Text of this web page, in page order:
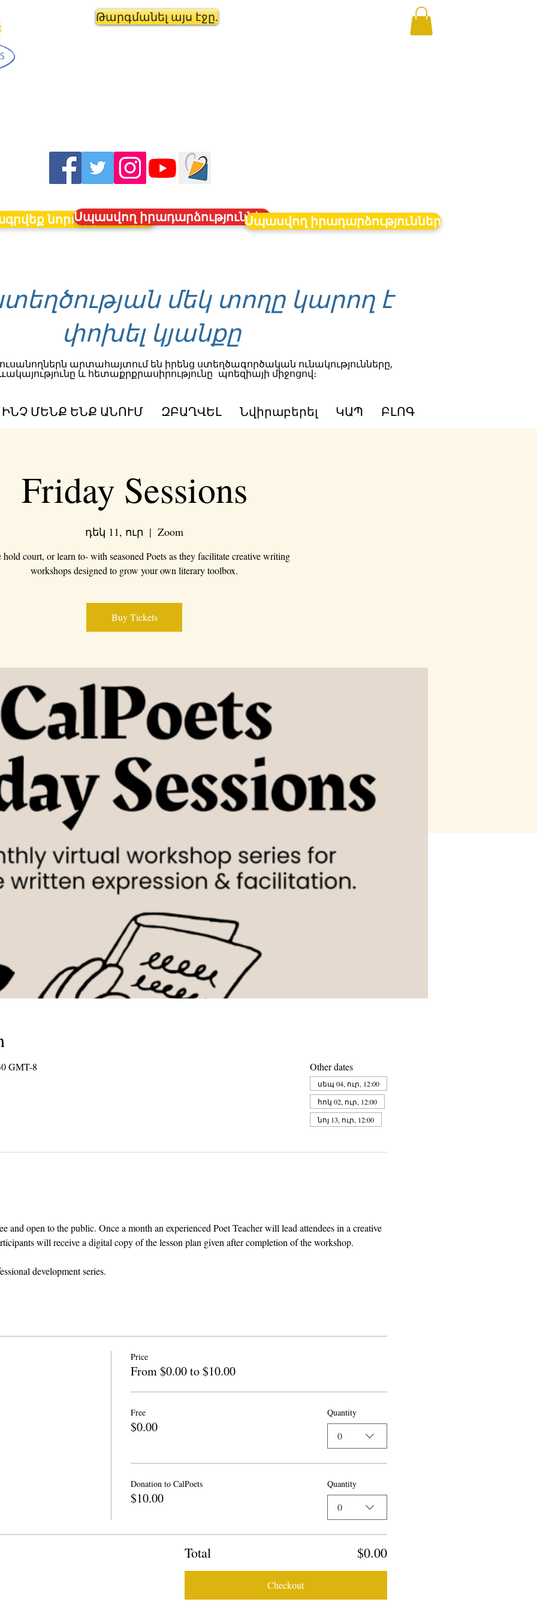
Թարգմանել այս էջը.
նորություններին
Սպասվող իրադարձություններՍպասվող իրադարձություններ
մեկ տողը կարող է
փոխել կյանքը
արտահայտում են իրենց ստեղծագործական ունակությունները,
և հետաքրքրասիրությունը պոեզիայի միջոցով։
ԻՆՉ ՄԵՆՔ ԵՆՔ ԱՆՈՒՄ ԶԲԱՂՎԵԼ Նվիրաբերել ԿԱՊ ԲԼՈԳ
Friday Sessions
դեկ 11, ուր
  |
Zoom
hold court, or learn to- with seasoned Poets as they facilitate creative writing
workshops designed to grow your own literary toolbox.
Buy Tickets
GMT-8 Other dates
սեպ 04, ուր, 12:00
հոկ 02, ուր, 12:00
նոյ 13, ուր, 12:00
and open to the public. Once a month an experienced Poet Teacher will lead attendees in a creative
will receive a digital copy of the lesson plan given after completion of the workshop.
development series.
Price
From $0.00 to $10.00
Free
$0.00
Quantity
0
Donation to CalPoets
$10.00
Quantity
0
Total $0.00
Checkout